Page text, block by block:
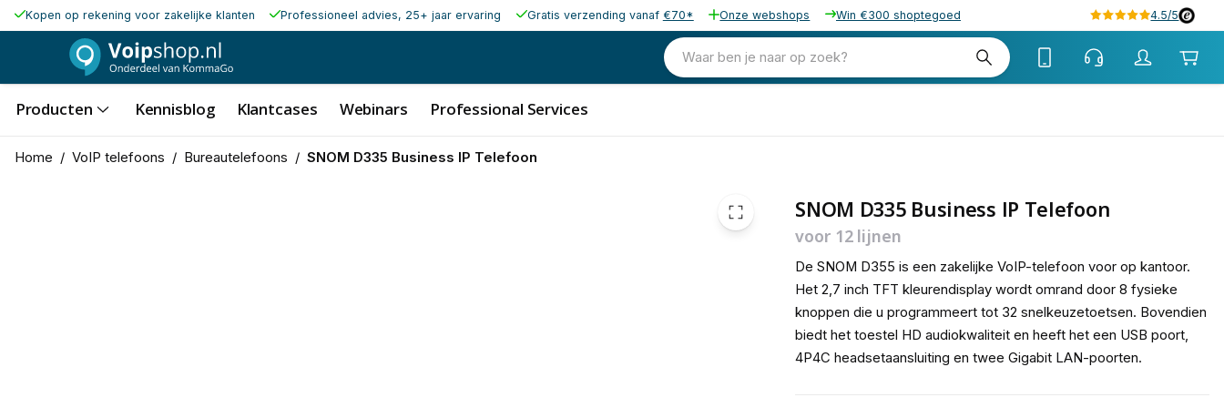
Kopen op rekening voor zakelijke klanten Professioneel advies, 25+ jaar ervaring Gratis verzending vanaf €70* Onze webshops Win €300 shoptegoed 4.5/5
Waar ben je naar op zoek?
Producten Kennisblog Klantcases Webinars Professional Services
Home / VoIP telefoons / Bureautelefoons / SNOM D335 Business IP Telefoon
SNOM D335 Business IP Telefoon
voor 12 lijnen
De SNOM D355 is een zakelijke VoIP-telefoon voor op kantoor.
Het 2,7 inch TFT kleurendisplay wordt omrand door 8 fysieke
knoppen die u programmeert tot 32 snelkeuzetoetsen. Bovendien
biedt het toestel HD audiokwaliteit en heeft het een USB poort,
4P4C headsetaansluiting en twee Gigabit LAN-poorten.
116,93 excl. btw
141,49 incl. btw